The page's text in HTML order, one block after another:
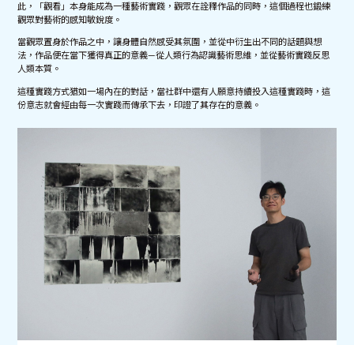
此，「觀看」本身能成為一種藝術實踐，觀眾在詮釋作品的同時，這個過程也鍛練
觀眾對藝術的感知敏銳度。
當觀眾置身於作品之中，讓身體自然感受其氛圍，並從中衍生出不同的話題與想
法，作品便在當下獲得真正的意義—從人類行為認識藝術思維，並從藝術實踐反思
人類本質。
這種實踐方式猶如一場內在的對話，當社群中還有人願意持續投入這種實踐時，這
份意志就會經由每一次實踐而傳承下去，印證了其存在的意義。